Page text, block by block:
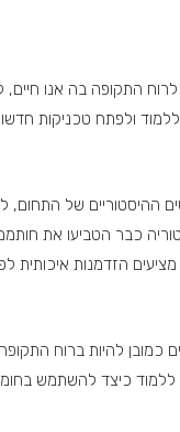
התקופה בה אנו חיים,
ולפתח טכניקות
ההיסטוריים של התחום,
כבר הטביעו את
הזדמנות איכותית
כמובן להיות ברוח
כיצד להשתמש